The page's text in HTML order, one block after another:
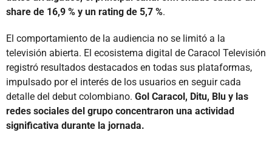
share de 16,9 % y un rating de 5,7 %.
El comportamiento de la audiencia no se limitó a la
televisión abierta. El ecosistema digital de Caracol Televisión
registró resultados destacados en todas sus plataformas,
impulsado por el interés de los usuarios en seguir cada
detalle del debut colombiano. Gol Caracol, Ditu, Blu y las
redes sociales del grupo concentraron una actividad
significativa durante la jornada.